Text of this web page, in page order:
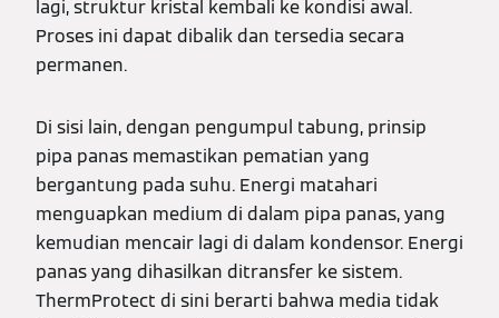
lagi, struktur kristal kembali ke kondisi awal.
Proses ini dapat dibalik dan tersedia secara
permanen.
Di sisi lain, dengan pengumpul tabung, prinsip
pipa panas memastikan pematian yang
bergantung pada suhu. Energi matahari
menguapkan medium di dalam pipa panas, yang
kemudian mencair lagi di dalam kondensor. Energi
panas yang dihasilkan ditransfer ke sistem.
ThermProtect di sini berarti bahwa media tidak